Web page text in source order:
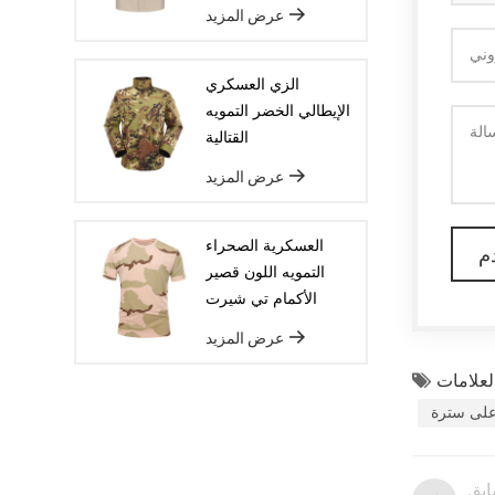
سترة
العينة ، سوف ترتيب البضائع على خط
في الوقت المحدد.
عرض المزيد
الزي العسكري
الإيطالي الخضر التمويه
القتالية
عرض المزيد
العسكرية الصحراء
التمويه اللون قصير
الأكمام تي شيرت
عرض المزيد